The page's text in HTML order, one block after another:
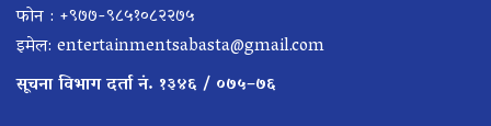
फोन : +९७७-९८५१०८२२७५
इमेल: entertainmentsabasta@gmail.com
सूचना विभाग दर्ता नं. १३४६ / ०७५–७६